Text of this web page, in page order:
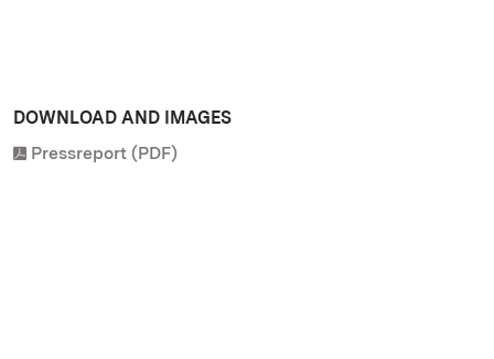
DOWNLOAD AND IMAGES
Pressreport (PDF)